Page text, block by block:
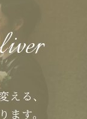
える、
ます。